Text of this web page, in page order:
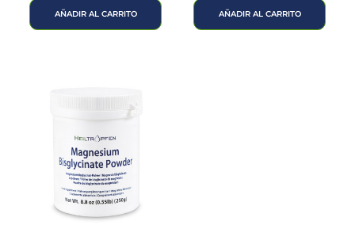
AÑADIR AL CARRITO AÑADIR AL CARRITO